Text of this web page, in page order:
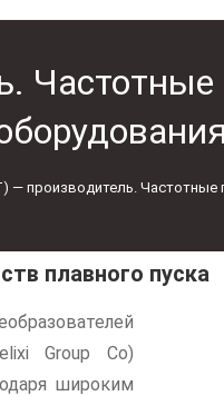
Частотные
— производитель. Частотные
плавного пуска
Group Co)
широким